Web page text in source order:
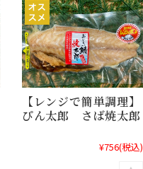
【レンジで簡単調理】
ぴん太郎 さば焼太郎
¥756(税込)